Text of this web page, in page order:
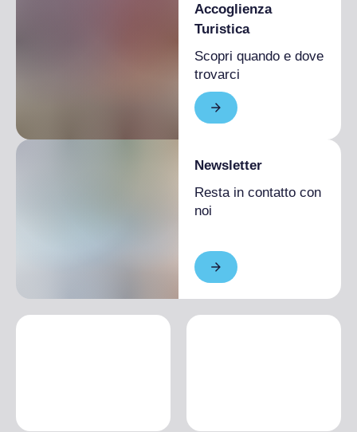
Accoglienza
Turistica
Scopri quando e dove
trovarci
Newsletter
Resta in contatto con
noi